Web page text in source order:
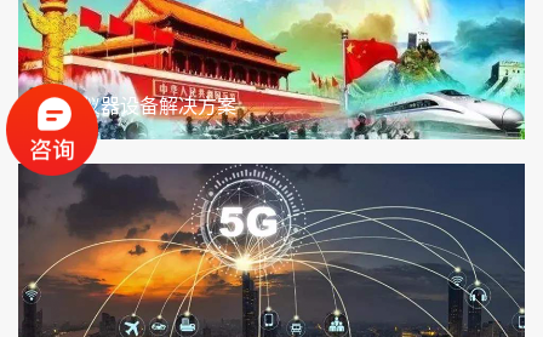
军工仪器设备解决方案